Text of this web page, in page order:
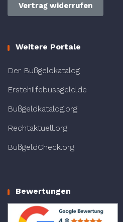
Vertrag widerrufen
Weitere Portale
Der Bußgeldkatalog
Erstehilfebussgeld.de
Bußgeldkatalog.org
Rechtaktuell.org
BußgeldCheck.org
Bewertungen